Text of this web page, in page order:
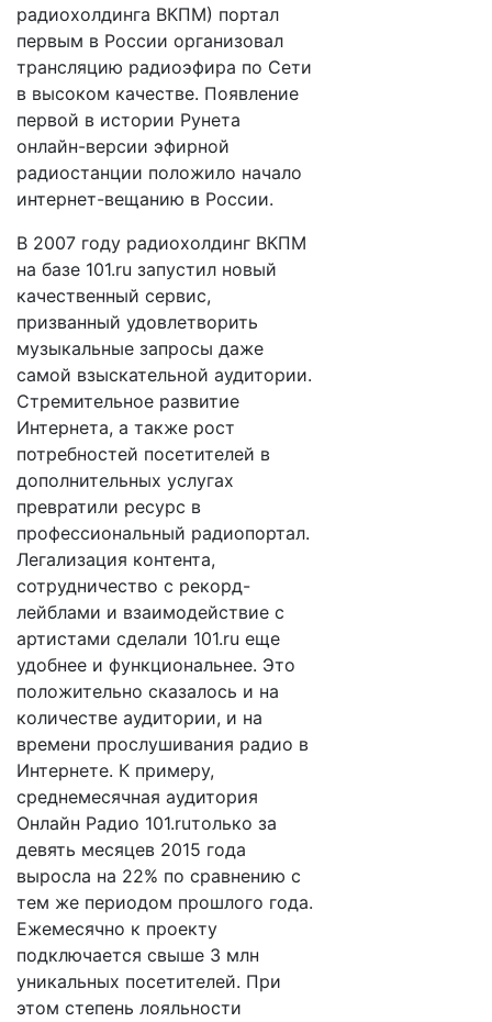
радиохолдинга ВКПМ) портал
первым в России организовал
трансляцию радиоэфира по Сети
в высоком качестве. Появление
первой в истории Рунета
онлайн-версии эфирной
радиостанции положило начало
интернет-вещанию в России.
В 2007 году радиохолдинг ВКПМ
на базе 101.ru запустил новый
качественный сервис,
призванный удовлетворить
музыкальные запросы даже
самой взыскательной аудитории.
Стремительное развитие
Интернета, а также рост
потребностей посетителей в
дополнительных услугах
превратили ресурс в
профессиональный радиопортал.
Легализация контента,
сотрудничество с рекорд-
лейблами и взаимодействие с
артистами сделали 101.ru еще
удобнее и функциональнее. Это
положительно сказалось и на
количестве аудитории, и на
времени прослушивания радио в
Интернете. К примеру,
среднемесячная аудитория
Онлайн Радио 101.ruтолько за
девять месяцев 2015 года
выросла на 22% по сравнению с
тем же периодом прошлого года.
Ежемесячно к проекту
подключается свыше 3 млн
уникальных посетителей. При
этом степень лояльности